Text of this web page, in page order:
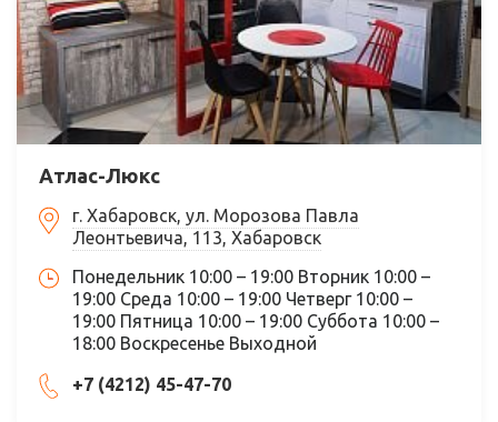
Атлас-Люкс
г. Хабаровск, ул. Морозова Павла
Леонтьевича, 113, Хабаровск
Понедельник 10:00 – 19:00 Вторник 10:00 –
19:00 Среда 10:00 – 19:00 Четверг 10:00 –
19:00 Пятница 10:00 – 19:00 Суббота 10:00 –
18:00 Воскресенье Выходной
+7 (4212) 45-47-70